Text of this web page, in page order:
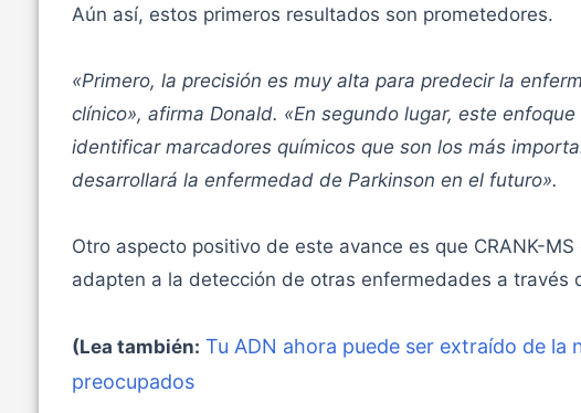
Aún así, estos primeros resultados son prometedores.
«Primero, la precisión es muy alta para predecir la
clínico», afirma Donald. «En segundo lugar, este
identificar marcadores químicos que son los más
desarrollará la enfermedad de Parkinson en el futuro».
Otro aspecto positivo de este avance es que CRANK-
adapten a la detección de otras enfermedades a través
(Lea también: Tu ADN ahora puede ser extraído de
preocupados